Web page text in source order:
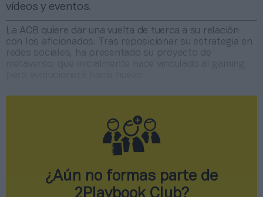
vídeos y eventos.
La ACB quiere dar una vuelta de tuerca a su relación
con los aficionados. Tras reposicionar su estrategia en
redes sociales, ha presentado su proyecto de
¿Aún no formas parte de
2Playbook Club?